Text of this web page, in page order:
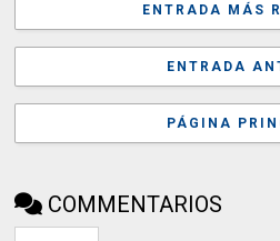
ENTRADA MÁS
ENTRADA
PÁGINA
COMMENTARIOS